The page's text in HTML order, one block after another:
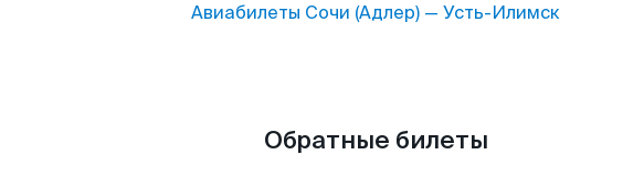
Авиабилеты Сочи (Адлер) — Усть-Илимск
Обратные билеты